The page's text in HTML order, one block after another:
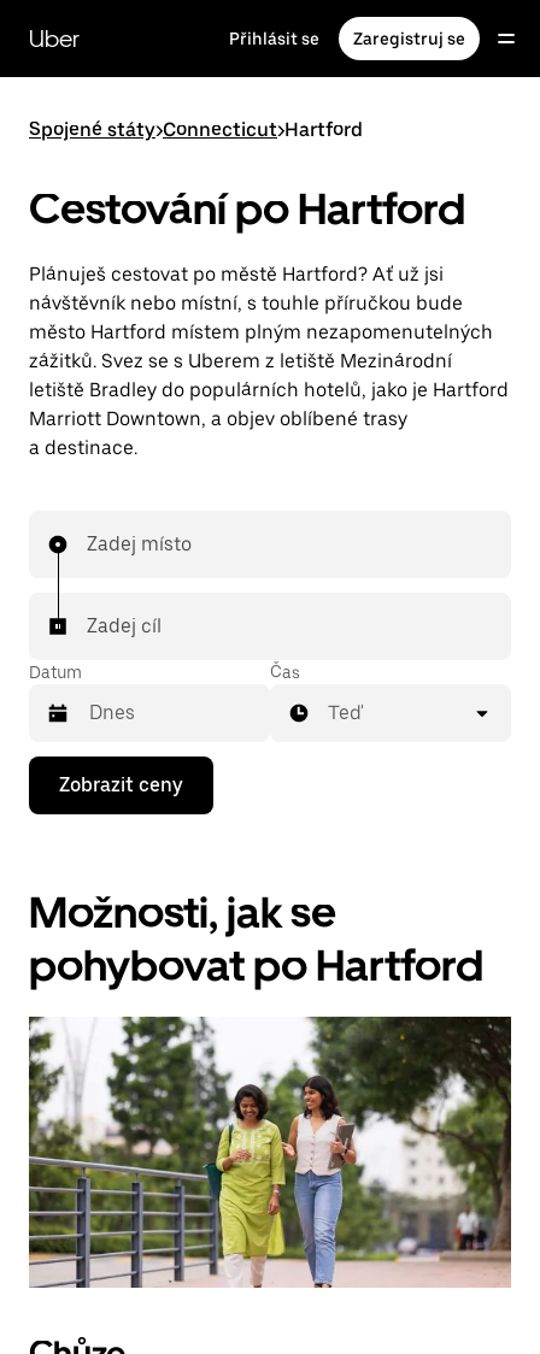
hlavní
obsah
Uber Přihlásit se Zaregistruj se
Spojené státy>Connecticut>Hartford
Cestování po Hartford
Plánuješ cestovat po městě Hartford? Ať už jsi
návštěvník nebo místní, s touhle příručkou bude
město Hartford místem plným nezapomenutelných
zážitků. Svez se s Uberem z letiště Mezinárodní
letiště Bradley do populárních hotelů, jako je Hartford
Marriott Downtown, a objev oblíbené trasy
a destinace.
Zadej místo
Zadej cíl
Datum
Stisknutím
klávesy
se
kalendář
a můžeš
datum.
Stisknutím
Esc
zavřeš
kalendář.
Čas
Teď
Zobrazit ceny
Možnosti, jak se
pohybovat po Hartford